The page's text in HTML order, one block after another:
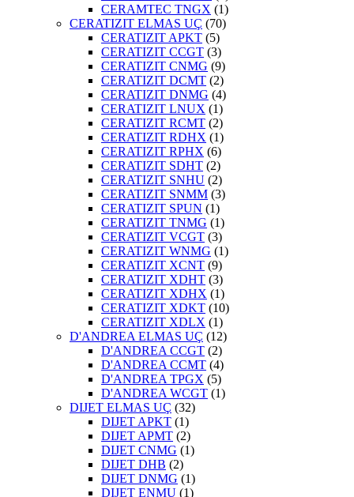
CERAMTEC TNGX (1)
CERATIZIT ELMAS UÇ (70)
CERATIZIT APKT (5)
CERATIZIT CCGT (3)
CERATIZIT CNMG (9)
CERATIZIT DCMT (2)
CERATIZIT DNMG (4)
CERATIZIT LNUX (1)
CERATIZIT RCMT (2)
CERATIZIT RDHX (1)
CERATIZIT RPHX (6)
CERATIZIT SDHT (2)
CERATIZIT SNHU (2)
CERATIZIT SNMM (3)
CERATIZIT SPUN (1)
CERATIZIT TNMG (1)
CERATIZIT VCGT (3)
CERATIZIT WNMG (1)
CERATIZIT XCNT (9)
CERATIZIT XDHT (3)
CERATIZIT XDHX (1)
CERATIZIT XDKT (10)
CERATIZIT XDLX (1)
D'ANDREA ELMAS UÇ (12)
D'ANDREA CCGT (2)
D'ANDREA CCMT (4)
D'ANDREA TPGX (5)
D'ANDREA WCGT (1)
DIJET ELMAS UÇ (32)
DIJET APKT (1)
DIJET APMT (2)
DIJET CNMG (1)
DIJET DHB (2)
DIJET DNMG (1)
DIJET ENMU (1)